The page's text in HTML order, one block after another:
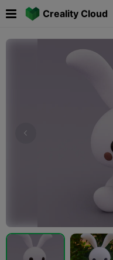
Creality Cloud